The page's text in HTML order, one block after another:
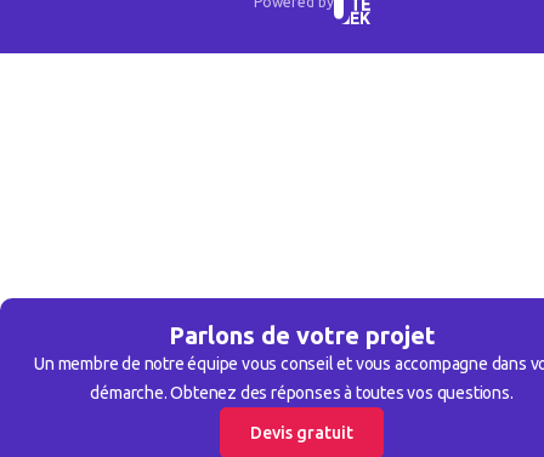
Parlons de votre projet
Un membre de notre équipe vous conseil et vous accompagne dans
démarche. Obtenez des réponses à toutes vos questions.
Devis gratuit